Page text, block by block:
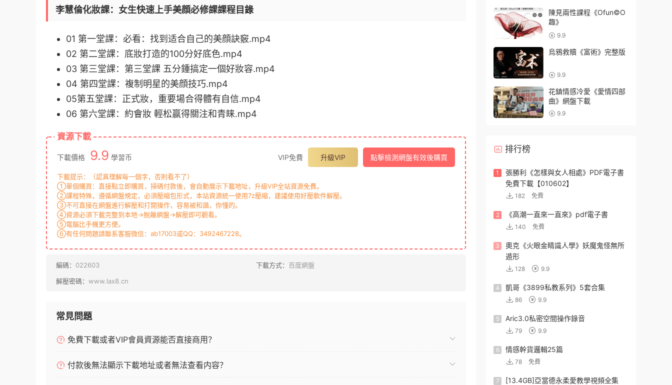
李慧倫化妝課：女生快速上手美顔必修課課程目錄
01 第一堂課：必看：找到适合自己的美顔訣竅.mp4
02 第二堂課：底妝打造的100分好底色.mp4
03 第三堂課：第三堂課 五分鍾搞定一個好妝容.mp4
04 第四堂課：複制明星的美顔技巧.mp4
05第五堂課：正式妝，重要場合得體有自信.mp4
06 第六堂課：約會妝 輕松赢得關注和青睐.mp4
資源下載
下載價格 9.9 學習币 VIP免費 升級VIP 點擊檢測網盤有效後購買
下載提示：（認真理解每一個字，否則看不了）
①單個購買：直接點立即購買，掃碼付款後，會自動展示下載地址，升級VIP全站資源免費。
②課程特殊，遵循網盤規定，必須壓縮包形式，本站資源統一使用7z壓縮，建議使用好壓軟件解壓。
③不可直接在網盤進行解壓和打開操作，容易被和諧，你懂的。
④資源必須下載完整到本地→脫離網盤→解壓即可觀看。
⑤電腦比手機更方便。
⑥有任何問題請聯系客服微信：ab17003或QQ：3492467228。
編碼： 022603 下載方式： 百度網盤
解壓密碼： www.lax8.cn
常見問題
免費下載或者VIP會員資源能否直接商用？
付款後無法顯示下載地址或者無法查看内容？
陳見兩性課程《Ofun©O
趣》
9.9
烏鴉救贖《富術》完整版
9.9
花鎮情感冷愛《愛情四部
曲》網盤下載
9.9
排行榜
1
張勝利《怎樣與女人相處》PDF電子書
免費下載【010602】
182 免費
2 《高潮一直來一直來》pdf電子書
140 免費
3
奧克《火眼金睛識人學》妖魔鬼怪無所
遁形
128 9.9
4 凱哥《3899私教系列》5套合集
86 9.9
5 Aric3.0私密空間操作錄音
79 9.9
6 情感幹貨邏輯25篇
78 免費
7
[13.4GB]亞當德永柔愛教學視頻全集